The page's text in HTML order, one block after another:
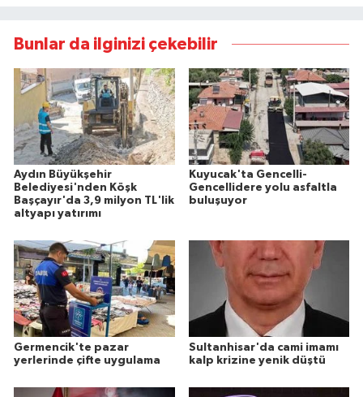
Bunlar da ilginizi çekebilir
Aydın Büyükşehir
Belediyesi'nden Köşk
Başçayır'da 3,9 milyon TL'lik
altyapı yatırımı
Kuyucak'ta Gencelli-
Gencellidere yolu asfaltla
buluşuyor
Germencik'te pazar
yerlerinde çifte uygulama
Sultanhisar'da cami imamı
kalp krizine yenik düştü